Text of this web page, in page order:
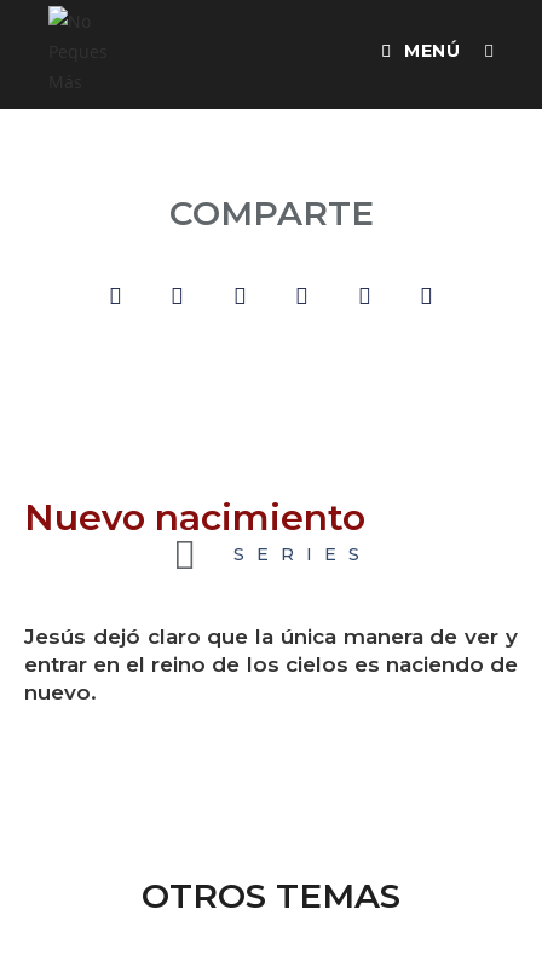
MENÚ
COMPARTE
Nuevo nacimiento
SERIES
Jesús dejó claro que la única manera de ver y
entrar en el reino de los cielos es naciendo de
nuevo.
OTROS TEMAS